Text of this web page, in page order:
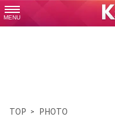
MENU
TOP PHOTO